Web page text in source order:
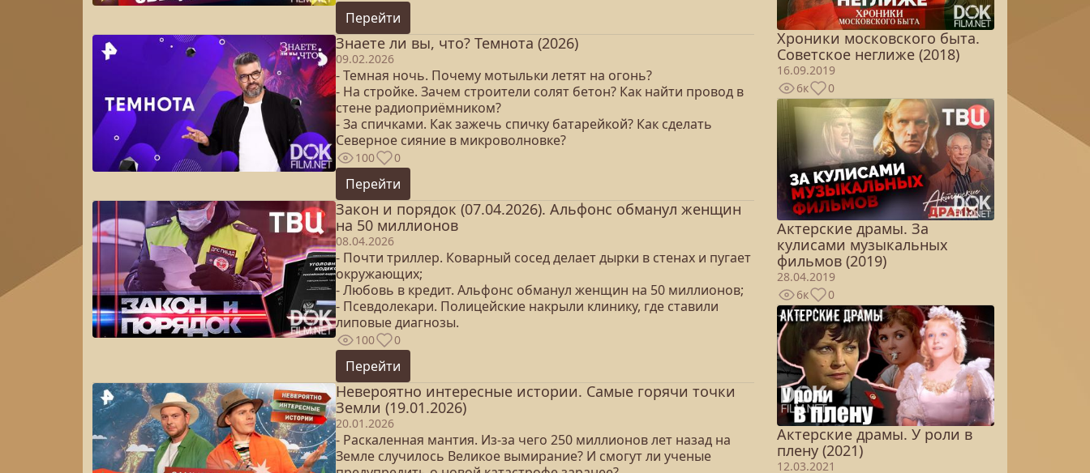
Перейти
Знаете ли вы, что? Темнота (2026)
09.02.2026
- Темная ночь. Почему мотыльки летят на огонь?
- На стройке. Зачем строители солят бетон? Как найти провод в
стене радиоприёмником?
- За спичками. Как зажечь спичку батарейкой? Как сделать
Северное сияние в микроволновке?
100 0
Перейти
Закон и порядок (07.04.2026). Альфонс обманул женщин
на 50 миллионов
08.04.2026
- Почти триллер. Коварный сосед делает дырки в стенах и пугает
окружающих;
- Любовь в кредит. Альфонс обманул женщин на 50 миллионов;
- Псевдолекари. Полицейские накрыли клинику, где ставили
липовые диагнозы.
100 0
Перейти
Невероятно интересные истории. Самые горячи точки
Земли (19.01.2026)
20.01.2026
- Раскаленная мантия. Из-за чего 250 миллионов лет назад на
Земле случилось Великое вымирание? И смогут ли ученые
Хроники московского быта.
Советское неглиже (2018)
16.09.2019
6к
0
Актерские драмы. За
кулисами музыкальных
фильмов (2019)
28.04.2019
6к
0
Актерские драмы. У роли в
плену (2021)
12.03.2021